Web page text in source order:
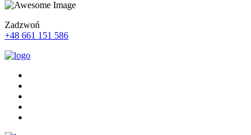
Zadzwoń
+48 661 151 586